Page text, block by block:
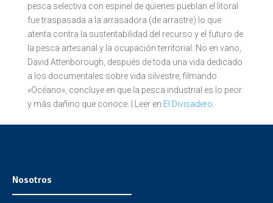
pesca selectiva con espinel de quienes pueblan el litoral
fue traspasada a la arrasadora (de arrastre) lo que
atenta contra la sustentabilidad del recurso y el futuro de
la pesca artesanal y la ocupación territorial. No en vano,
David Attenborough, después de toda una vida dedicado
a los documentales sobre vida silvestre, filmando
«Océano», concluye en que la pesca industrial es lo peor
y más dañino que conoce. | Leer en El Divisadero.
Nosotros